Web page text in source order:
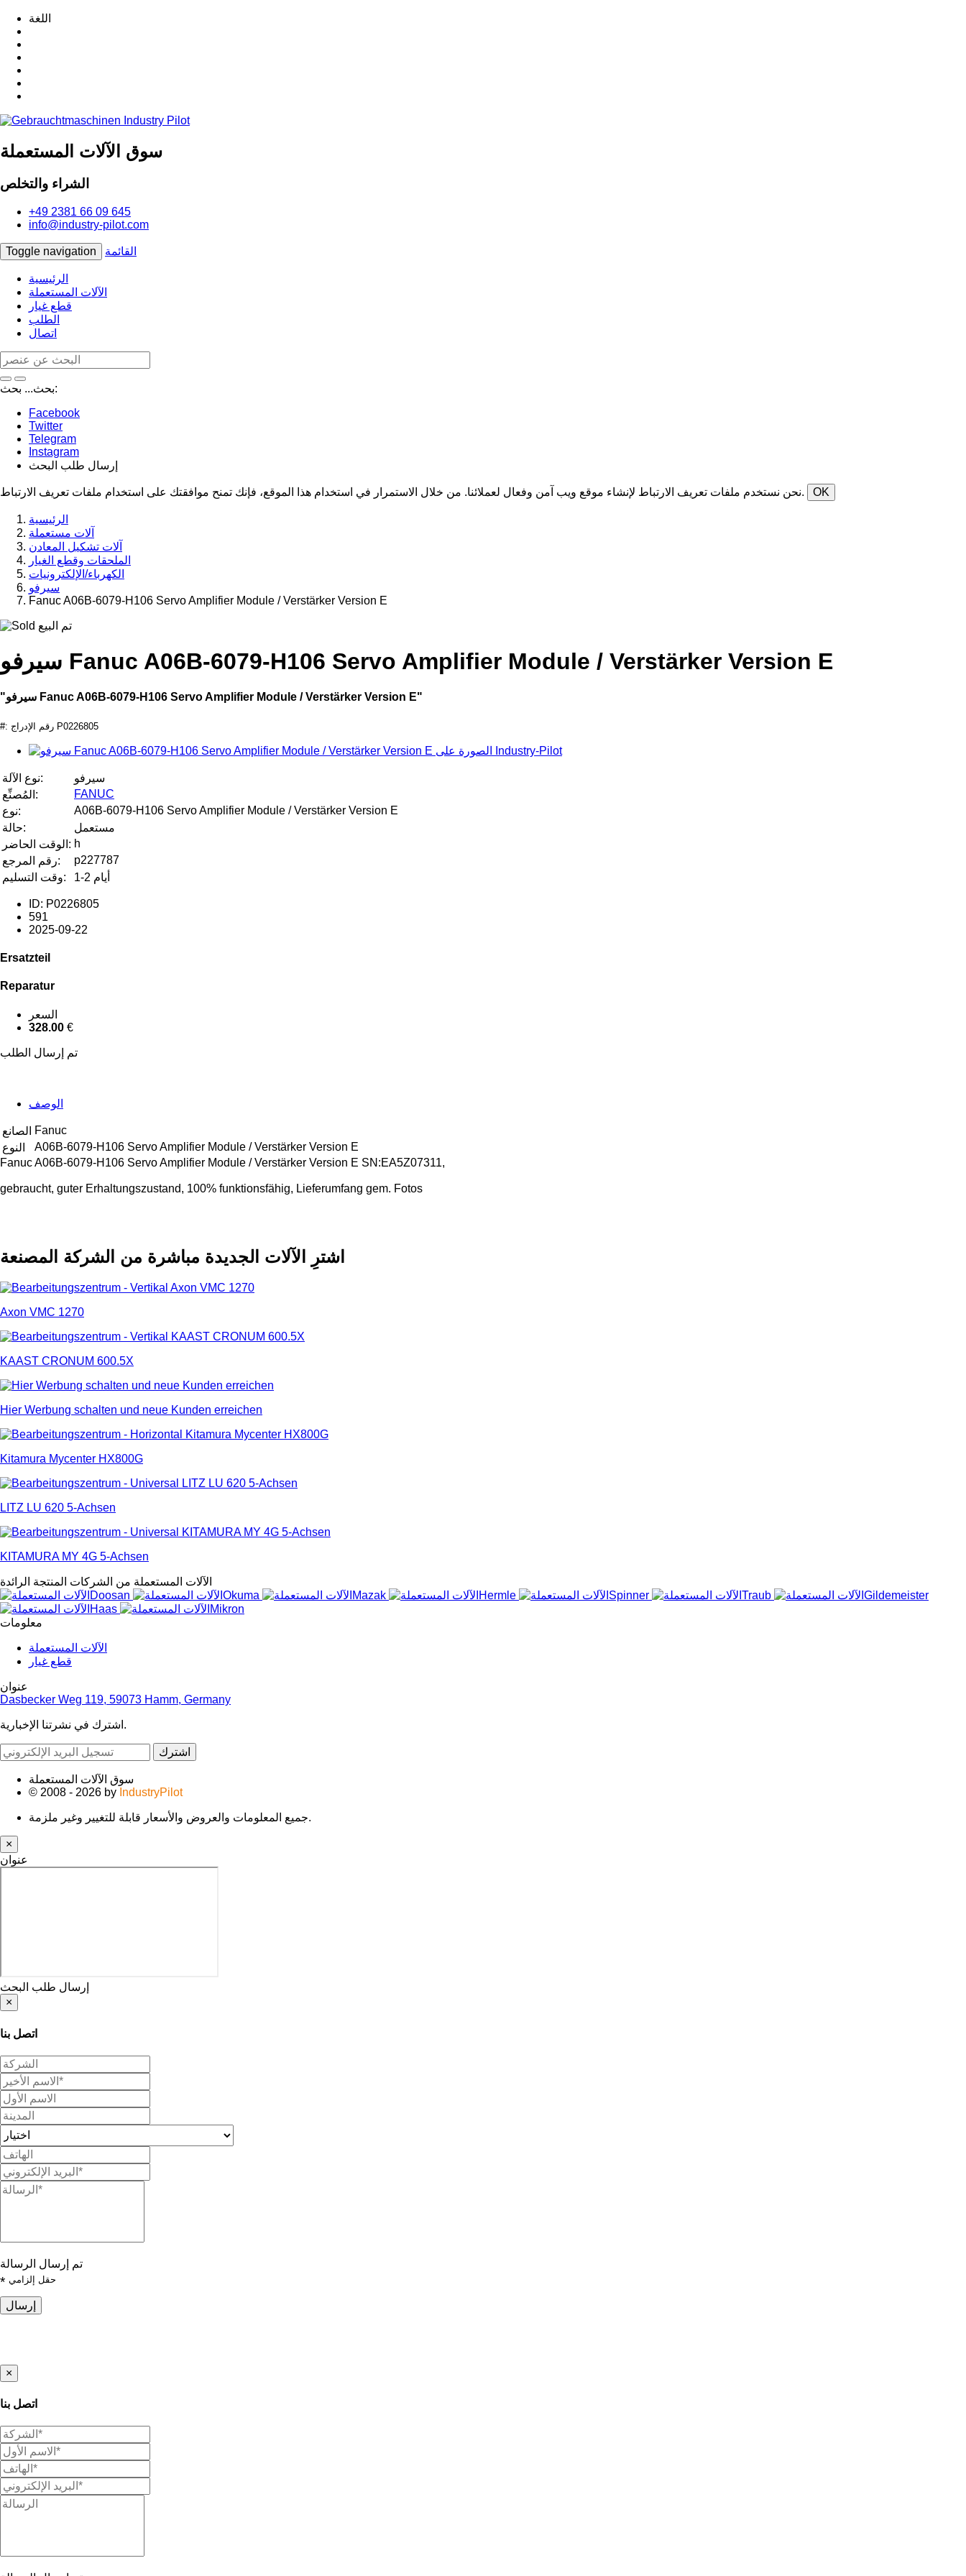
اللغة
سوق الآلات المستعملة
الشراء والتخلص
+49 2381 66 09 645
info@industry-pilot.com
Toggle navigation القائمة
الرئيسية
الآلات المستعملة
قطع غيار
الطلب
اتصال
بحث...بحث:
Facebook
Twitter
Telegram
Instagram
إرسال طلب البحث
نحن نستخدم ملفات تعريف الارتباط لإنشاء موقع ويب آمن وفعال لعملائنا. من خلال الاستمرار في استخدام هذا الموقع، فإنك تمنح موافقتك على استخدام ملفات تعريف الارتباط. OK
الرئيسية
آلات مستعملة
آلات تشكيل المعادن
الملحقات وقطع الغيار
الكهرباء/الإلكترونيات
سيرفو
Fanuc A06B-6079-H106 Servo Amplifier Module / Verstärker Version E
تم البيع
سيرفو Fanuc A06B-6079-H106 Servo Amplifier Module / Verstärker Version E
"سيرفو Fanuc A06B-6079-H106 Servo Amplifier Module / Verstärker Version E"
#: رقم الإدراج P0226805
نوع الآلة:
سيرفو
المُصنِّع:
FANUC
نوع:
A06B-6079-H106 Servo Amplifier Module / Verstärker Version E
حالة:
مستعمل
الوقت الحاضر: h
رقم المرجع:
p227787
وقت التسليم:
1-2 أيام
ID: P0226805
591
2025-09-22
Ersatzteil
Reparatur
السعر
328.00 €
تم إرسال الطلب
الوصف
الصانع
Fanuc
النوع
A06B-6079-H106 Servo Amplifier Module / Verstärker Version E
Fanuc A06B-6079-H106 Servo Amplifier Module / Verstärker Version E SN:EA5Z07311,
gebraucht, guter Erhaltungszustand, 100% funktionsfähig, Lieferumfang gem. Fotos
اشترِ الآلات الجديدة مباشرة من الشركة المصنعة
Axon VMC 1270
KAAST CRONUM 600.5X
Hier Werbung schalten und neue Kunden erreichen
Kitamura Mycenter HX800G
LITZ LU 620 5-Achsen
KITAMURA MY 4G 5-Achsen
الآلات المستعملة من الشركات المنتجة الرائدة
معلومات
الآلات المستعملة
قطع غيار
عنوان
Dasbecker Weg 119, 59073 Hamm, Germany
اشترك في نشرتنا الإخبارية.
اشترك
سوق الآلات المستعملة
© 2008 - 2026 by IndustryPilot
جميع المعلومات والعروض والأسعار قابلة للتغيير وغير ملزمة.
×
عنوان
إرسال طلب البحث
×
اتصل بنا
تم إرسال الرسالة
* حقل إلزامي
إرسال
×
اتصل بنا